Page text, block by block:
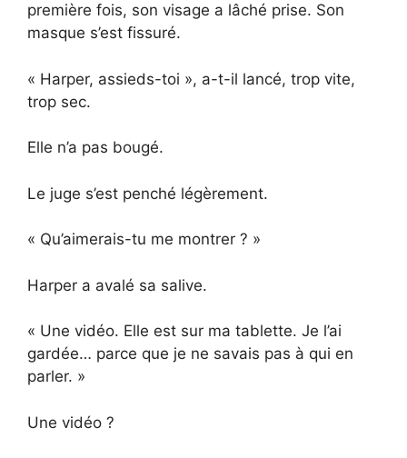
première fois, son visage a lâché prise. Son
masque s’est fissuré.
« Harper, assieds-toi », a-t-il lancé, trop vite,
trop sec.
Elle n’a pas bougé.
Le juge s’est penché légèrement.
« Qu’aimerais-tu me montrer ? »
Harper a avalé sa salive.
« Une vidéo. Elle est sur ma tablette. Je l’ai
gardée… parce que je ne savais pas à qui en
parler. »
Une vidéo ?